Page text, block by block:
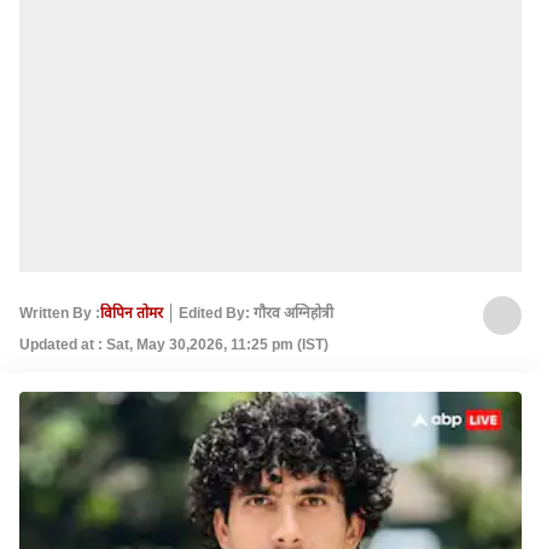
Written By :विपिन तोमर
Edited By: गौरव अग्निहोत्री
Updated at : Sat, May 30,2026, 11:25 pm (IST)